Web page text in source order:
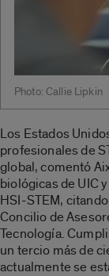
Photo: Callie Lipkin
Los Estados
profesionales de
global, comentó
biológicas de UIC
HSI-STEM,
Concilio de
Tecnología.
un tercio más de
actualmente se